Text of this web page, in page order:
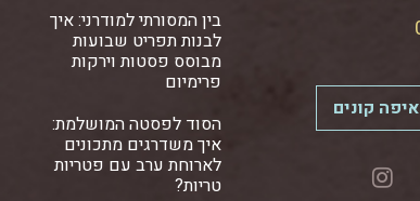
איפה קונים
בין המסורתי למודרני: איך
לבנות תפריט שבועות
מבוסס פסטות וירקות
פרימיום
הסוד לפסטה המושלמת:
איך משדרגים מתכונים
לארוחת ערב עם פטריות
טריות?